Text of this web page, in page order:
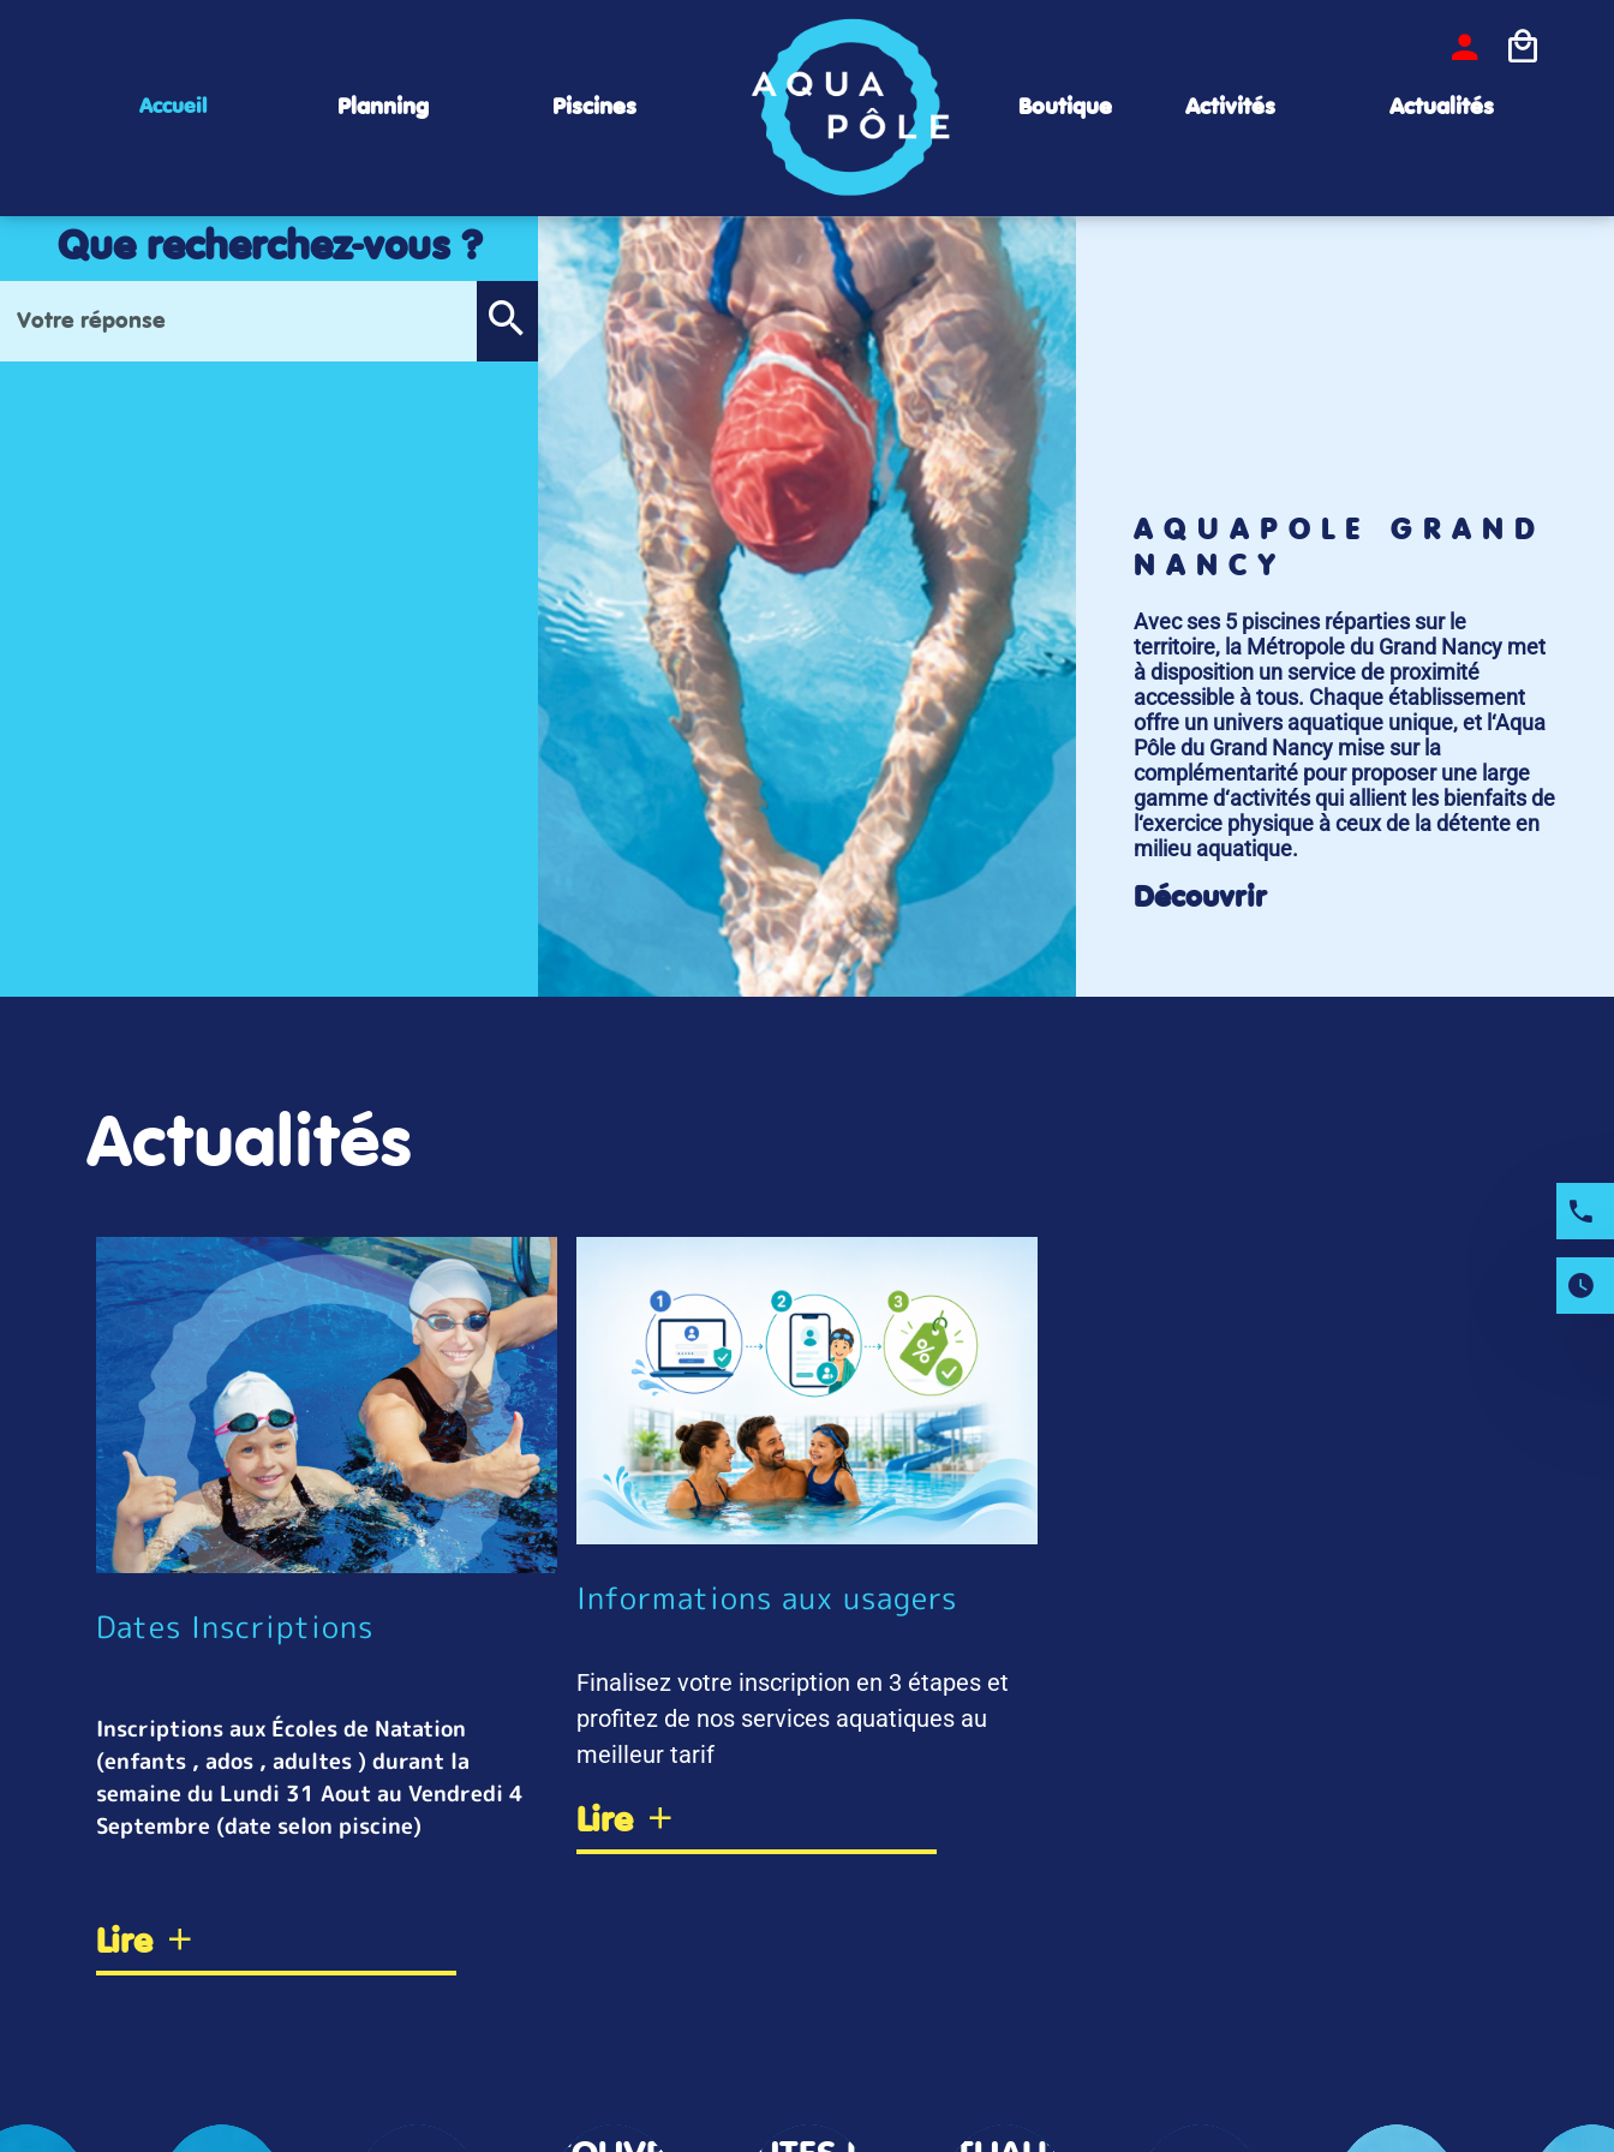
Accueil Planning Piscines Boutique Activités Actualités
Que recherchez-vous ?
AQUAPÔLE GRAND
NANCY
Avec ses 5 piscines réparties sur le
territoire, la Métropole du Grand Nancy met
à disposition un service de proximité
accessible à tous. Chaque établissement
offre un univers aquatique unique, et l‘Aqua
Pôle du Grand Nancy mise sur la
complémentarité pour proposer une large
gamme d‘activités qui allient les bienfaits de
l‘exercice physique à ceux de la détente en
milieu aquatique.
Découvrir
Actualités
Dates Inscriptions
Inscriptions aux Écoles de Natation
(enfants , ados , adultes ) durant la
semaine du Lundi 31 Aout au Vendredi 4
Septembre (date selon piscine)
Lire
Informations aux usagers
Finalisez votre inscription en 3 étapes et
profitez de nos services aquatiques au
meilleur tarif
Lire